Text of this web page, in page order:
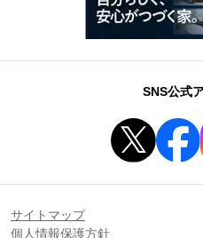
SNS公式
サイトマップ
個人情報保護方針